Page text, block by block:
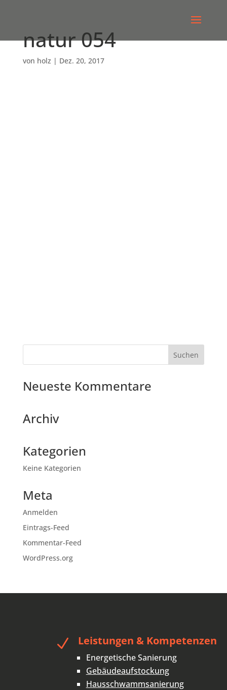
natur 054
von holz | Dez. 20, 2017
Neueste Kommentare
Archiv
Kategorien
Keine Kategorien
Meta
Anmelden
Eintrags-Feed
Kommentar-Feed
WordPress.org
N Leistungen & Kompetenzen
Energetische Sanierung
Gebäudeaufstockung
Hausschwammsanierung